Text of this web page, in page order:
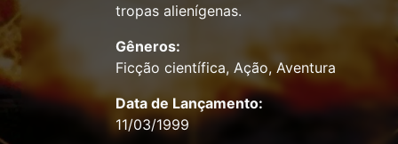
tropas alienígenas.
Gêneros:
Ficção científica, Ação, Aventura
Data de Lançamento:
11/03/1999